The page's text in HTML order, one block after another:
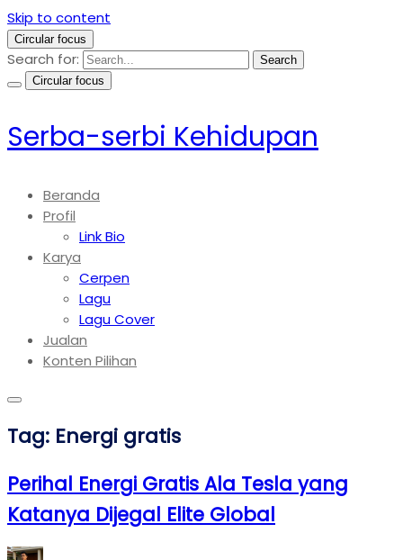
Skip to content
Circular focus
Search for:
Search
Circular focus
Serba-serbi Kehidupan
Beranda
Profil
Link Bio
Karya
Cerpen
Lagu
Lagu Cover
Jualan
Konten Pilihan
Tag: Energi gratis
Perihal Energi Gratis Ala Tesla yang
Katanya Dijegal Elite Global